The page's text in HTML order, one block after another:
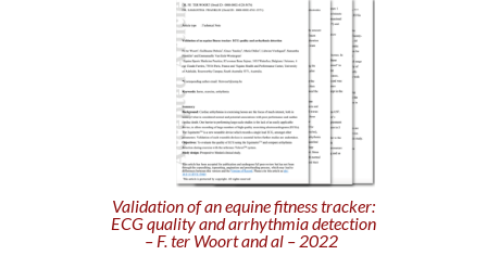
Validation of an equine fitness tracker:
ECG quality and arrhythmia detection
– F. ter Woort and al – 2022